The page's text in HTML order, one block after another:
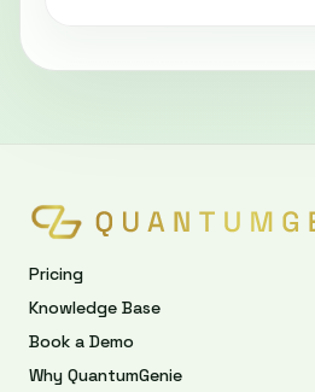
Pricing
Knowledge Base
Book a Demo
Why QuantumGenie